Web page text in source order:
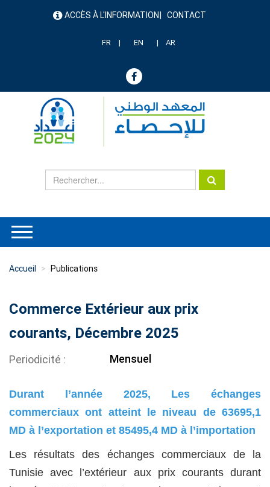
menu ACCÈS À L'INFORMATION CONTACT
FR EN AR
Accueil Publications
Commerce Extérieur aux prix
courants, Décembre 2025
Periodicité Mensuel
Durant l’année 2025, Les échanges
commerciaux ont atteint le niveau de 63695,1
MD à l’exportation et 85495,4 MD à l’importation
Les résultats des échanges commerciaux de la
Tunisie avec l’extérieur aux prix courants durant